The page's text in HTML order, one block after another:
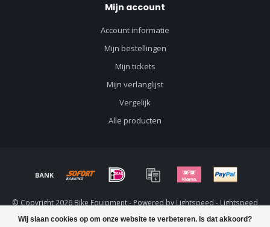
Wij slaan cookies op om onze website te verbeteren. Is dat akkoord?
Mijn account
Account informatie
Mijn bestellingen
Mijn tickets
Mijn verlanglijst
Vergelijk
Alle producten
© Copyright 2026 Bike Equipment - Powered by Lightspeed - Lightspeed
designbyDyvelopment